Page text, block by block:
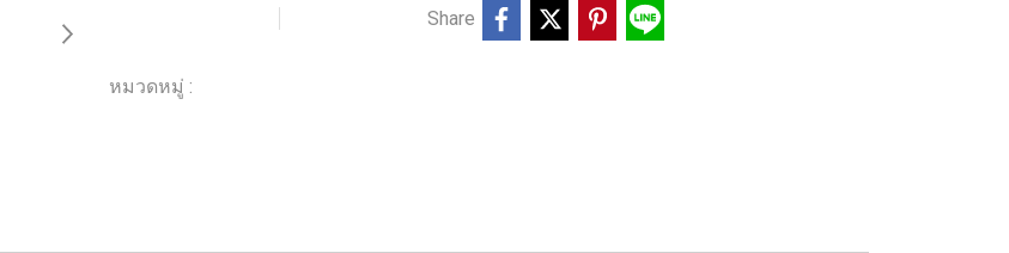
Share
หมวดหมู่ :